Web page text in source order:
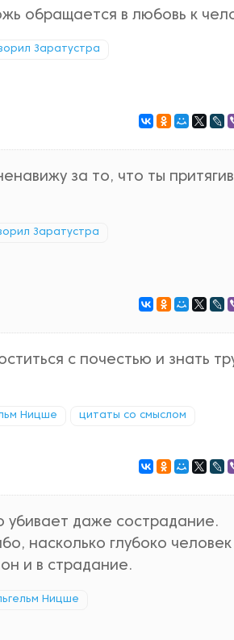
обращается в любовь к
Заратустра
за то, что ты
Заратустра
с почестью и знать
Ницше цитаты со смыслом
даже сострадание.
насколько глубоко человек
и в страдание.
Ницше